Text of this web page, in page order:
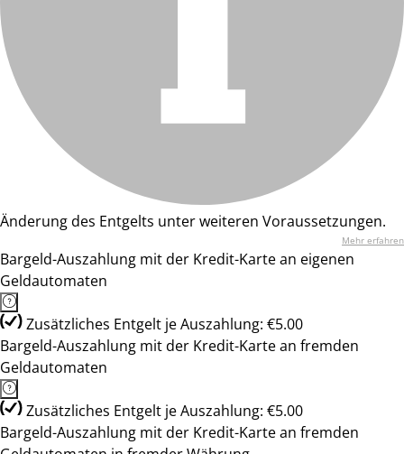
Änderung des Entgelts unter weiteren Voraussetzungen.
Mehr erfahren
Bargeld-Auszahlung mit der Kredit-Karte an eigenen
Geldautomaten
Zusätzliches Entgelt je Auszahlung: €5.00
Bargeld-Auszahlung mit der Kredit-Karte an fremden
Geldautomaten
Zusätzliches Entgelt je Auszahlung: €5.00
Bargeld-Auszahlung mit der Kredit-Karte an fremden